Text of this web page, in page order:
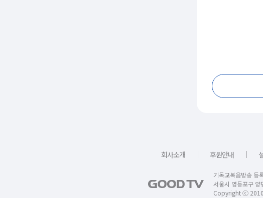
회사소개 ｜ 후원안내 ｜
기독교복음방송
서울시 영등포구
Copyright ⓒ 2010